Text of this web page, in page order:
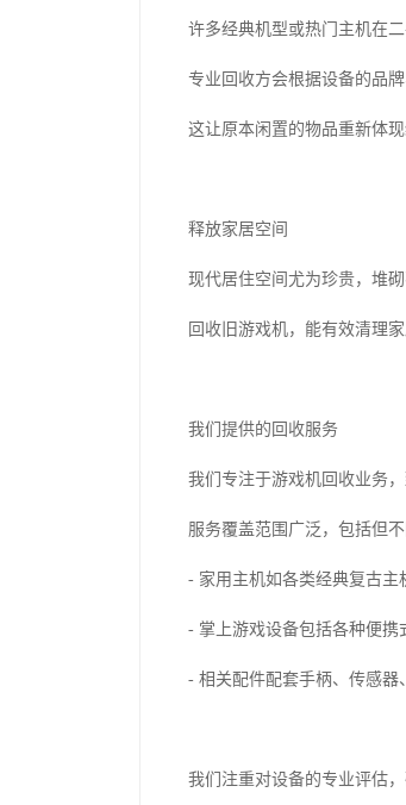
许多经典机型或热门主机在
专业回收方会根据设备的品
这让原本闲置的物品重新体
释放家居空间
现代居住空间尤为珍贵，堆
回收旧游戏机，能有效清理
我们提供的回收服务
我们专注于游戏机回收业务
服务覆盖范围广泛，包括但不
- 家用主机如各类经典复古主
- 掌上游戏设备包括各种便携
- 相关配件配套手柄、传感器
我们注重对设备的专业评估